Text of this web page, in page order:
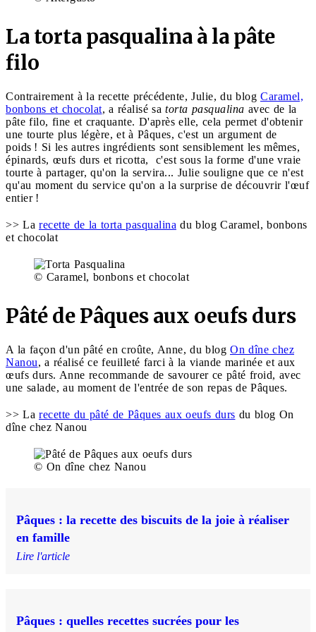
La torta pasqualina à la pâte
filo
Contrairement à la recette précédente, Julie, du blog Caramel,
bonbons et chocolat, a réalisé sa torta pasqualina avec de la
pâte filo, fine et craquante. D'après elle, cela permet d'obtenir
une tourte plus légère, et à Pâques, c'est un argument de
poids ! Si les autres ingrédients sont sensiblement les mêmes,
épinards, œufs durs et ricotta, c'est sous la forme d'une vraie
tourte à partager, qu'on la servira... Julie souligne que ce n'est
qu'au moment du service qu'on a la surprise de découvrir l'œuf
entier !
>> La recette de la torta pasqualina du blog Caramel, bonbons
et chocolat
© Caramel, bonbons et chocolat
Pâté de Pâques aux oeufs durs
A la façon d'un pâté en croûte, Anne, du blog On dîne chez
Nanou, a réalisé ce feuilleté farci à la viande marinée et aux
œufs durs. Anne recommande de savourer ce pâté froid, avec
une salade, au moment de l'entrée de son repas de Pâques.
>> La recette du pâté de Pâques aux oeufs durs du blog On
dîne chez Nanou
© On dîne chez Nanou
Pâques : la recette des biscuits de la joie à réaliser
en famille
Lire l'article
Pâques : quelles recettes sucrées pour les